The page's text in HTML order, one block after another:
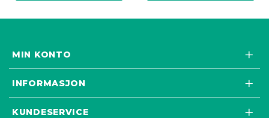
MIN KONTO
INFORMASJON
KUNDESERVICE